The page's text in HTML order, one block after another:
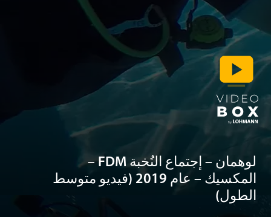
لوهمان – إجتماع النُخبة FDM –
المكسيك – عام 2019 (فيديو متوسط ​​